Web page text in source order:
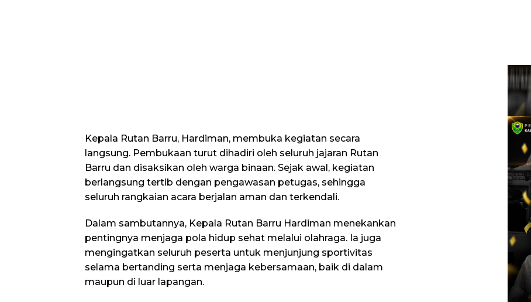
Kepala Rutan Barru, Hardiman, membuka kegiatan secara
langsung. Pembukaan turut dihadiri oleh seluruh jajaran Rutan
Barru dan disaksikan oleh warga binaan. Sejak awal, kegiatan
berlangsung tertib dengan pengawasan petugas, sehingga
seluruh rangkaian acara berjalan aman dan terkendali.
Dalam sambutannya, Kepala Rutan Barru Hardiman menekankan
pentingnya menjaga pola hidup sehat melalui olahraga. Ia juga
mengingatkan seluruh peserta untuk menjunjung sportivitas
selama bertanding serta menjaga kebersamaan, baik di dalam
maupun di luar lapangan.